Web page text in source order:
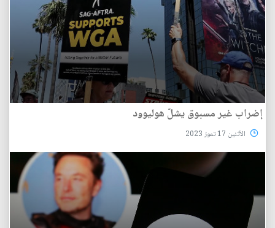
إضراب غير مسبوق يشلّ هوليوود
الأثنين 17 تموز 2023